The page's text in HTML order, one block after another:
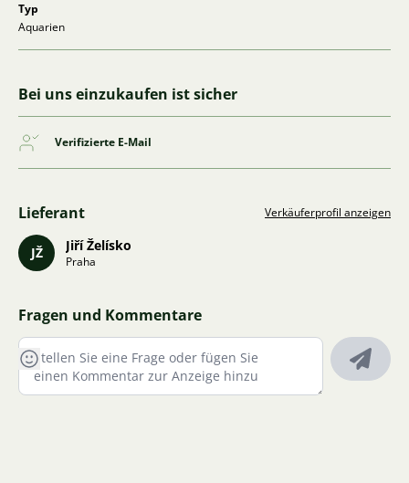
Typ
Aquarien
Bei uns einzukaufen ist sicher
Verifizierte E-Mail
Lieferant Verkäuferprofil anzeigen
JŽ Jiří Želísko
Praha
Fragen und Kommentare